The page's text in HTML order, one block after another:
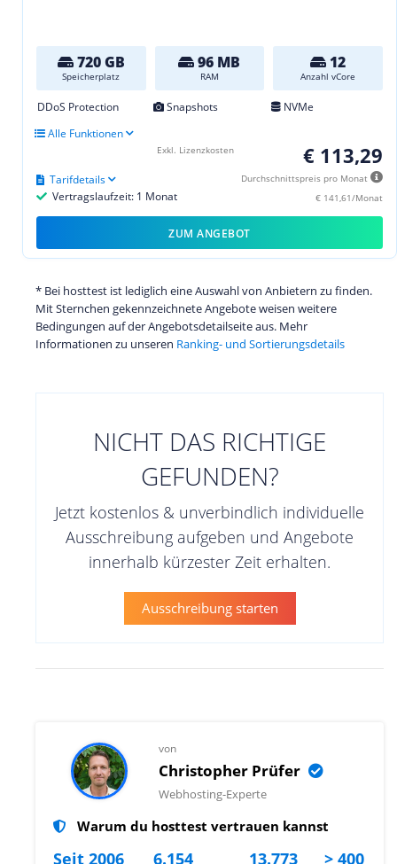
720 GB
Speicherplatz
96 MB
RAM
12
Anzahl vCore
DDoS Protection Snapshots
NVMe
Alle Funktionen
€ 113,29
Durchschnittspreis pro Monat
€ 141,61/Monat
Vertragslaufzeit: 1 Monat
Tarifdetails
Exkl. Lizenzkosten
ZUM ANGEBOT
* Bei hosttest ist lediglich eine Auswahl von Anbietern zu finden.
Mit Sternchen gekennzeichnete Angebote weisen weitere
Bedingungen auf der Angebotsdetailseite aus. Mehr
Informationen zu unseren Ranking- und Sortierungsdetails
NICHT DAS RICHTIGE
GEFUNDEN?
Jetzt kostenlos & unverbindlich individuelle
Ausschreibung aufgeben und Angebote
innerhalb kürzester Zeit erhalten.
Ausschreibung starten
von
Christopher Prüfer
Webhosting-Experte
Warum du hosttest vertrauen kannst
Seit 2006 6.154 13.773 > 400